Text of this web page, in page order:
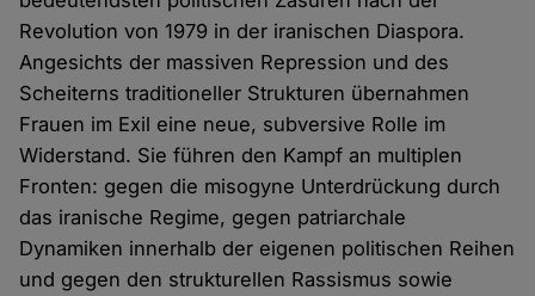
Revolution von 1979 in der iranischen Diaspora.
Angesichts der massiven Repression und des
Scheiterns traditioneller Strukturen übernahmen
Frauen im Exil eine neue, subversive Rolle im
Widerstand. Sie führen den Kampf an multiplen
Fronten: gegen die misogyne Unterdrückung durch
das iranische Regime, gegen patriarchale
Dynamiken innerhalb der eigenen politischen Reihen
und gegen den strukturellen Rassismus sowie